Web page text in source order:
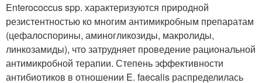
Enterococcus spp. характеризуются природной
резистентностью ко многим антимикробным препаратам
(цефалоспорины, аминогликозиды, макролиды,
линкозамиды), что затрудняет проведение рациональной
антимикробной терапии. Степень эффективности
антибиотиков в отношении E. faecalis распределилась